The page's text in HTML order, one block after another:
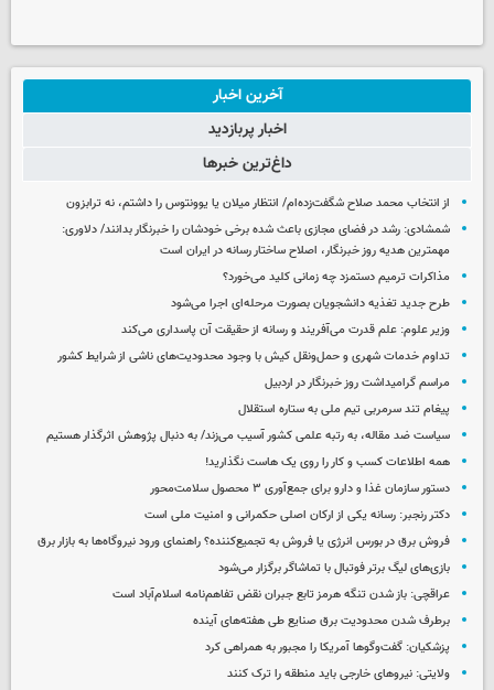
آخرین اخبار
اخبار پربازدید
داغ‌ترین خبرها
از انتخاب محمد صلاح شگفت‌زده‌ام/ انتظار میلان یا یوونتوس را داشتم، نه ترابزون
شمشادی: رشد در فضای مجازی باعث شده برخی خودشان را خبرنگار بدانند/ دلاوری:
مهمترین هدیه‌ روز خبرنگار، اصلاح ساختار رسانه در ایران است
مذاکرات ترمیم دستمزد چه زمانی کلید می‌خورد؟
طرح جدید تغذیه دانشجویان بصورت مرحله‌ای اجرا می‌شود
وزیر علوم: علم قدرت می‌آفریند و رسانه از حقیقت آن پاسداری می‌کند
تداوم خدمات شهری و حمل‌ونقل کیش با وجود محدودیت‌های ناشی از شرایط کشور
مراسم گرامیداشت روز خبرنگار در اردبیل
پیغام تند سرمربی تیم ملی به ستاره استقلال
سیاست ضد مقاله، به رتبه علمی کشور آسیب می‌زند/ به دنبال پژوهش اثرگذار هستیم
همه اطلاعات کسب‌ و کار را روی یک هاست نگذارید!
دستور سازمان غذا و دارو برای جمع‌آوری ۳ محصول سلامت‌محور
دکتر رنجبر: رسانه یکی از ارکان اصلی حکمرانی و امنیت ملی است
فروش برق در بورس انرژی یا فروش به تجمیع‌کننده؟ راهنمای ورود نیروگاه‌ها به بازار برق
بازی‌های لیگ برتر فوتبال با تماشاگر برگزار می‌شود
عراقچی: باز شدن تنگه هرمز تابع جبران نقض تفاهم‌نامه اسلام‌آباد است
برطرف شدن محدودیت‌ برق صنایع طی هفته‌های آینده
پزشکیان: گفت‌وگوها آمریکا را مجبور به همراهی کرد
ولایتی: نیروهای خارجی باید منطقه را ترک کنند